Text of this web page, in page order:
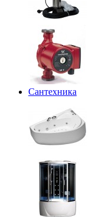
Сантехника